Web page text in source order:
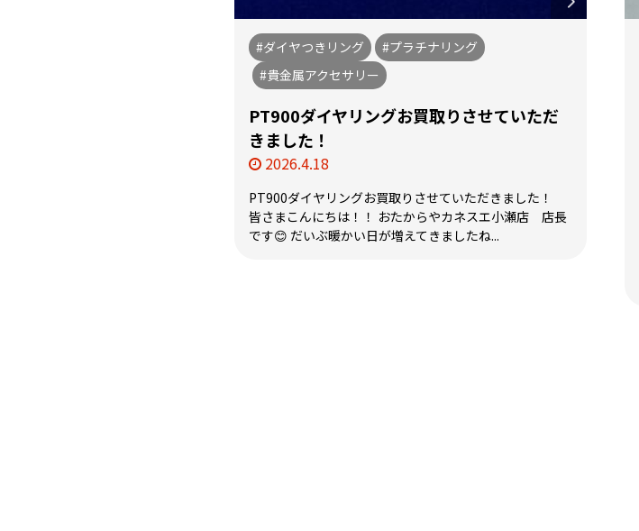
#ダイヤつきリング
#プラチナリング
#貴金属アクセサリー
PT900ダイヤリングお買取りさせていただ
きました！
2026.4.18
PT900ダイヤリングお買取りさせていただきました！
皆さまこんにちは！！ おたからやカネスエ小瀬店 店長
です😊 だいぶ暖かい日が増えてきましたね...